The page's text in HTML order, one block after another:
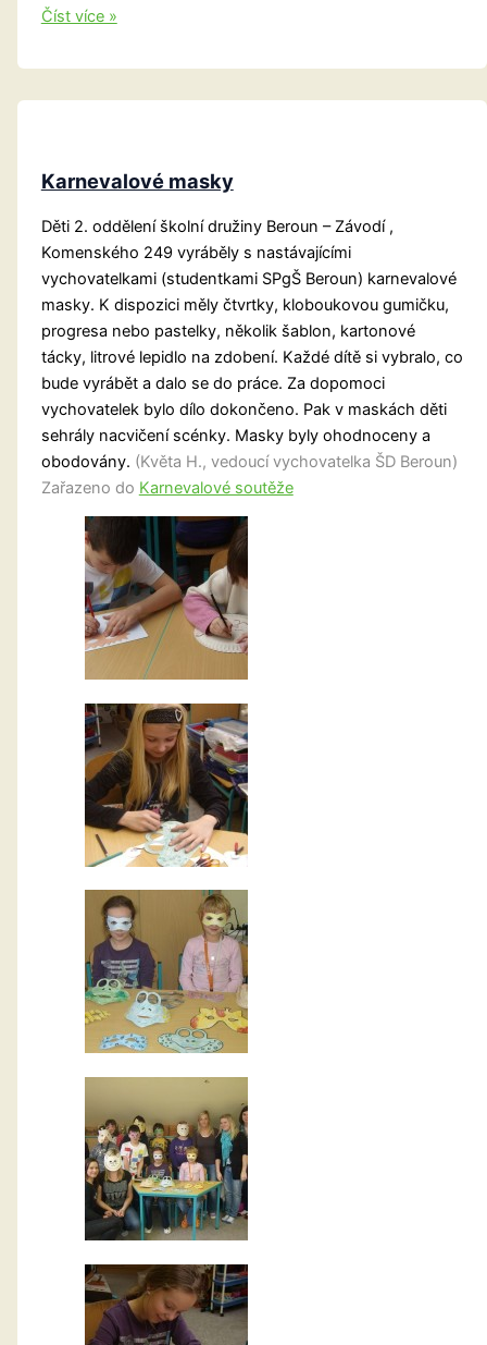
Karnevalové
Číst více »
Karnevalové masky
Děti 2. oddělení školní družiny Beroun – Závodí ,
Komenského 249 vyráběly s nastávajícími
vychovatelkami (studentkami SPgŠ Beroun) karnevalové
masky. K dispozici měly čtvrtky, kloboukovou gumičku,
progresa nebo pastelky, několik šablon, kartonové
tácky, litrové lepidlo na zdobení. Každé dítě si vybralo, co
bude vyrábět a dalo se do práce. Za dopomoci
vychovatelek bylo dílo dokončeno. Pak v maskách děti
sehrály nacvičení scénky. Masky byly ohodnoceny a
obodovány. (Květa H., vedoucí vychovatelka ŠD Beroun)
Zařazeno do Karnevalové soutěže